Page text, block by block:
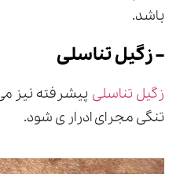
باشد.
– زگیل تناسلی
زگیل تناسلی پیشرفته نیز
تنگی مجرای ادرار ی شود.